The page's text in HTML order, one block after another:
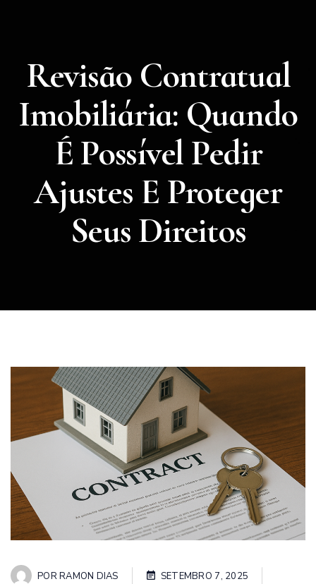
Revisão Contratual
Imobiliária: Quando
É Possível Pedir
Ajustes E Proteger
Seus Direitos
PORRAMON DIAS
SETEMBRO 7, 2025